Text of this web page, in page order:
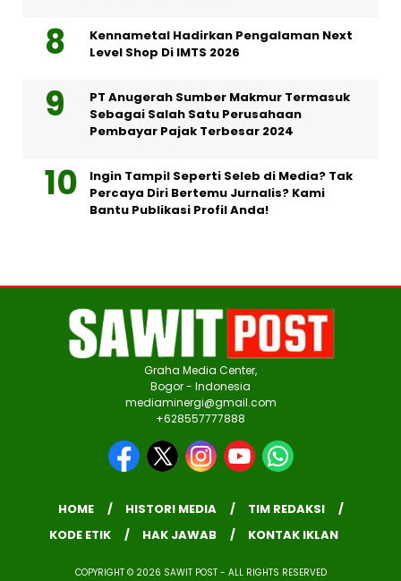
Kennametal Hadirkan Pengalaman Next
Level Shop Di IMTS 2026
PT Anugerah Sumber Makmur Termasuk
Sebagai Salah Satu Perusahaan
Pembayar Pajak Terbesar 2024
Ingin Tampil Seperti Seleb di Media? Tak
Percaya Diri Bertemu Jurnalis? Kami
Bantu Publikasi Profil Anda!
Graha Media Center,
Bogor - Indonesia
mediaminergi@gmail.com
+628557777888
HOME HISTORI MEDIA
TIM REDAKSI
KODE ETIK
HAK JAWAB KONTAK IKLAN
COPYRIGHT © 2026 SAWIT POST - ALL RIGHTS RESERVED